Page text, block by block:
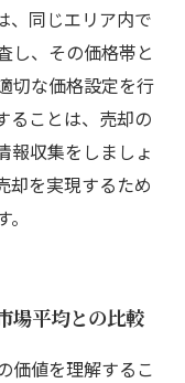
、同じエリア内で
し、その価格帯と
切な価格設定を行
ることは、売却の
報収集をしましょ
却を実現するため
場平均との比較
価値を理解するこ